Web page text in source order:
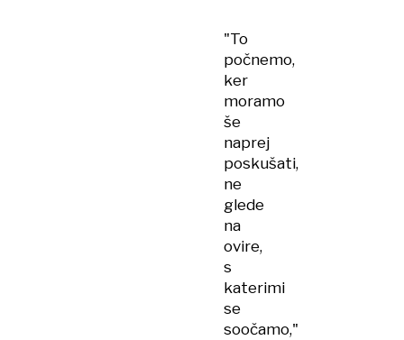
"To
počnemo,
ker
moramo
še
naprej
poskušati,
ne
glede
na
ovire,
s
katerimi
se
soočamo,"